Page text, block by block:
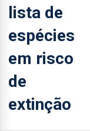
lista de
espécies
em risco
de
extinção